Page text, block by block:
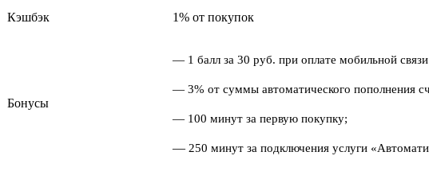
Кэшбэк 1% от покупок
Бонусы
— 1 балл за 30 руб. при оплате мобильной
— 3% от суммы автоматического пополнения
— 100 минут за первую покупку;
— 250 минут за подключения услуги